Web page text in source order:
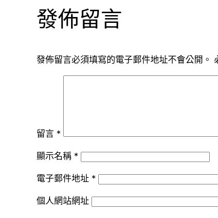
發佈留言
發佈留言必須填寫的電子郵件地址不會公開。
留言 *
顯示名稱 *
電子郵件地址 *
個人網站網址